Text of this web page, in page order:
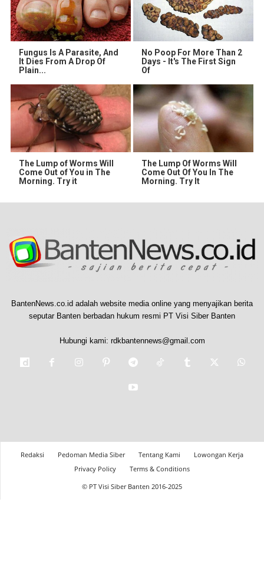
Fungus Is A Parasite, And
It Dies From A Drop Of
Plain...
No Poop For More Than 2
Days - It's The First Sign
Of
The Lump of Worms Will
Come Out of You in The
Morning. Try it
The Lump Of Worms Will
Come Out Of You In The
Morning. Try It
BantenNews.co.id adalah website media online yang menyajikan berita
seputar Banten berbadan hukum resmi PT Visi Siber Banten
Hubungi kami: rdkbantennews@gmail.com
Redaksi Pedoman Media Siber Tentang Kami
Lowongan Kerja
Privacy Policy
Terms & Conditions
© PT Visi Siber Banten 2016-2025